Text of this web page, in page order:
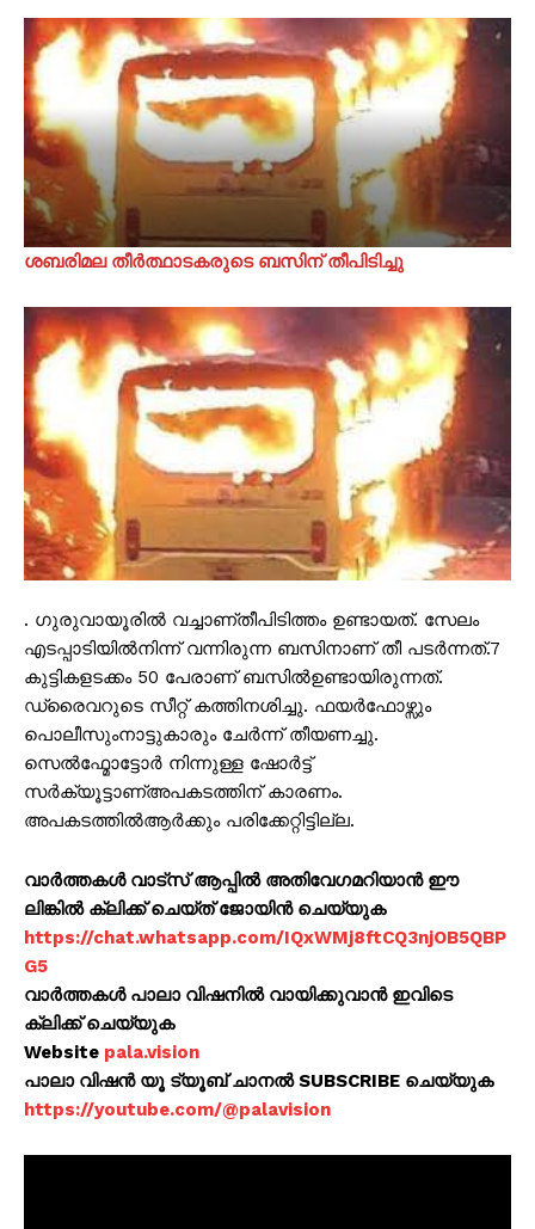
ശബരിമല തീർത്ഥാടകരുടെ ബസിന് തീപിടിച്ചു
. ഗുരുവായൂരിൽ വച്ചാണ്തീപിടിത്തം ഉണ്ടായത്. സേലം
എടപ്പാടിയിൽനിന്ന് വന്നിരുന്ന ബസിനാണ് തീ പടർന്നത്.7
കുട്ടികളടക്കം 50 പേരാണ് ബസിൽഉണ്ടായിരുന്നത്.
ഡ്രൈവറുടെ സീറ്റ് കത്തിനശിച്ചു. ഫയർഫോഴ്സും
പൊലീസുംനാട്ടുകാരും ചേർന്ന് തീയണച്ചു.
സെൽഫ്മോട്ടോർ നിന്നുള്ള ഷോർട്ട്
സർക്യൂട്ടാണ്അപകടത്തിന് കാരണം.
അപകടത്തിൽആർക്കും പരിക്കേറ്റിട്ടില്ല.
വാർത്തകൾ വാട്സ് ആപ്പിൽ അതിവേഗമറിയാൻ ഈ
ലിങ്കിൽ ക്ലിക്ക് ചെയ്ത് ജോയിൻ ചെയ്യുക
https://chat.whatsapp.com/IQxWMj8ftCQ3njOB5QBP
G5
വാർത്തകൾ പാലാ വിഷനിൽ വായിക്കുവാൻ ഇവിടെ
ക്ലിക്ക് ചെയ്യുക
Website pala.vision
പാലാ വിഷൻ യൂ ട്യൂബ് ചാനൽ SUBSCRIBE ചെയ്യുക
https://youtube.com/@palavision